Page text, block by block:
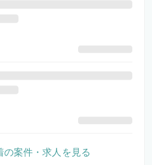
の案件・求人を見る